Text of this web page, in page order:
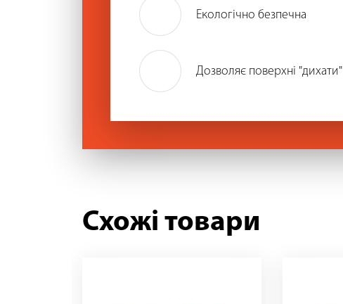
Екологічно безпечна
Дозволяє поверхні "дихати"
Схожі товари